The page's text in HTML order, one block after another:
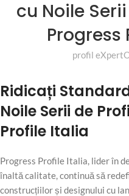
cu Noile
Progress
profil eXpert
Ridicați
Noile Serii de
Profile Italia
Progress Profile Italia, lider în
înaltă calitate, continuă să
construcțiilor și designului cu